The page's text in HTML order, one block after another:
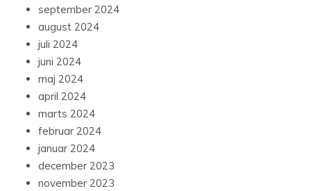
september 2024
august 2024
juli 2024
juni 2024
maj 2024
april 2024
marts 2024
februar 2024
januar 2024
december 2023
november 2023